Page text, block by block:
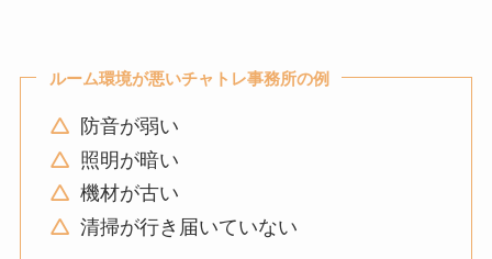
ルーム環境が悪いチャトレ事務所の例
防音が弱い
照明が暗い
機材が古い
清掃が行き届いていない